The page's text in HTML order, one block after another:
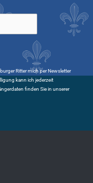
Ritter mich per Newsletter
kann ich jederzeit
finden Sie in unserer